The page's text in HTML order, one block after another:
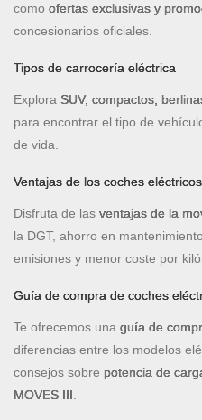
como ofertas exclusivas y
concesionarios oficiales.
Tipos de carrocería eléctrica
Explora SUV, compactos,
para encontrar el tipo de
de vida.
Ventajas de los coches eléctricos
Disfruta de las ventajas de la
la DGT, ahorro en
emisiones y menor coste por
Guía de compra de coches
Te ofrecemos una guía de
diferencias entre los modelos
consejos sobre potencia de
MOVES III.